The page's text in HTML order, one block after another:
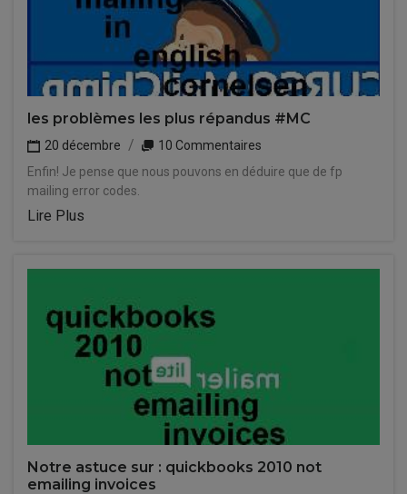
les problèmes les plus répandus #MC
20 décembre
10 Commentaires
Enfin! Je pense que nous pouvons en déduire que de fp
mailing error codes.
Lire Plus
Notre astuce sur : quickbooks 2010 not
emailing invoices